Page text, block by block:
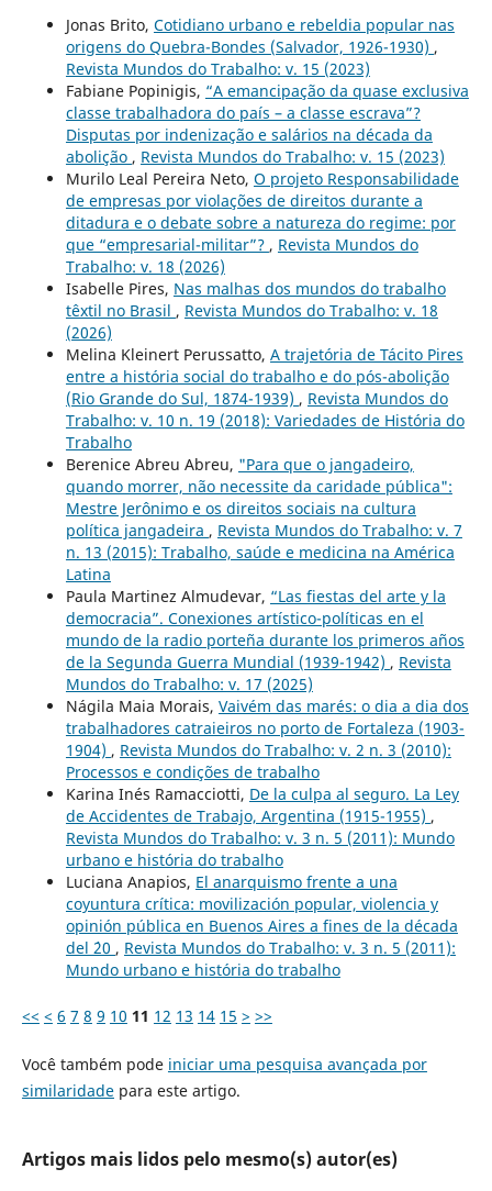
Jonas Brito, Cotidiano urbano e rebeldia popular nas
origens do Quebra-Bondes (Salvador, 1926-1930) ,
Revista Mundos do Trabalho: v. 15 (2023)
Fabiane Popinigis, “A emancipação da quase exclusiva
classe trabalhadora do país – a classe escrava”?
Disputas por indenização e salários na década da
abolição , Revista Mundos do Trabalho: v. 15 (2023)
Murilo Leal Pereira Neto, O projeto Responsabilidade
de empresas por violações de direitos durante a
ditadura e o debate sobre a natureza do regime: por
que “empresarial-militar”? , Revista Mundos do
Trabalho: v. 18 (2026)
Isabelle Pires, Nas malhas dos mundos do trabalho
têxtil no Brasil , Revista Mundos do Trabalho: v. 18
(2026)
Melina Kleinert Perussatto, A trajetória de Tácito Pires
entre a história social do trabalho e do pós-abolição
(Rio Grande do Sul, 1874-1939) , Revista Mundos do
Trabalho: v. 10 n. 19 (2018): Variedades de História do
Trabalho
Berenice Abreu Abreu, "Para que o jangadeiro,
quando morrer, não necessite da caridade pública":
Mestre Jerônimo e os direitos sociais na cultura
política jangadeira , Revista Mundos do Trabalho: v. 7
n. 13 (2015): Trabalho, saúde e medicina na América
Latina
Paula Martinez Almudevar, “Las fiestas del arte y la
democracia”. Conexiones artístico-políticas en el
mundo de la radio porteña durante los primeros años
de la Segunda Guerra Mundial (1939-1942) , Revista
Mundos do Trabalho: v. 17 (2025)
Nágila Maia Morais, Vaivém das marés: o dia a dia dos
trabalhadores catraieiros no porto de Fortaleza (1903-
1904) , Revista Mundos do Trabalho: v. 2 n. 3 (2010):
Processos e condições de trabalho
Karina Inés Ramacciotti, De la culpa al seguro. La Ley
de Accidentes de Trabajo, Argentina (1915-1955) ,
Revista Mundos do Trabalho: v. 3 n. 5 (2011): Mundo
urbano e história do trabalho
Luciana Anapios, El anarquismo frente a una
coyuntura crítica: movilización popular, violencia y
opinión pública en Buenos Aires a fines de la década
del ´20 , Revista Mundos do Trabalho: v. 3 n. 5 (2011):
Mundo urbano e história do trabalho
<< < 6 7 8 9 10 11 12 13 14 15 > >>
Você também pode iniciar uma pesquisa avançada por
similaridadepara este artigo.
Artigos mais lidos pelo mesmo(s) autor(es)